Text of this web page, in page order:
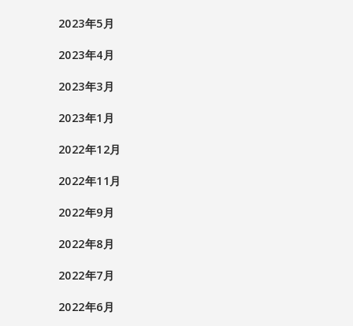
2023年5月
2023年4月
2023年3月
2023年1月
2022年12月
2022年11月
2022年9月
2022年8月
2022年7月
2022年6月